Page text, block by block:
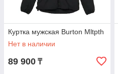
Куртка мужская Burton Mltpth
Нет в наличии
89 900 ₸